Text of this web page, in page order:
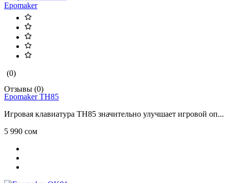
Epomaker
(0)
Отзывы (0)
Epomaker TH85
Игровая клавиатура TH85 значительно улучшает игровой оп...
5 990 сом